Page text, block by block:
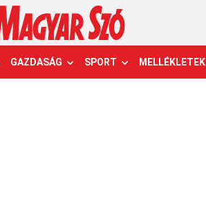
GAZDASÁG SPORT MELLÉKLETEK